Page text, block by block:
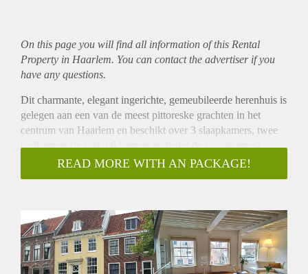
On this page you will find all information of this Rental
Property in Haarlem. You can contact the advertiser if you
have any questions.
Dit charmante, elegant ingerichte, gemeubileerde herenhuis is
gelegen aan een van de meest pittoreske grachten in het
centrum van Haarlem en beschikt over 3 slaapkamers, twee
badkamers (in totaal 6 kamers inclusief de woonkamer),
souterrain met wijnkast, bijkeuken op de begane grond, een
kleine binnentuin en een dakterras. Het pand is zeer goed
ruime, mooie, goed verlichte en bijzondere woonruimte. De
woning is verdeeld over 4 verdiepingen (inclusief het
prachtige souterrain met wijnkast) en heeft hoge plafonds,
(balken in de slaapkamers) ruime L-vormige woonkamer (op
READ MORE WITH AN PACKAGE!